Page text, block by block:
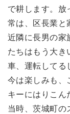
で耕します。放
常は、区長業と
近隣に長男の家
たちはもう大き
車、運転してる
今は楽しみも、
キーにはりこん
当時、茨城町の